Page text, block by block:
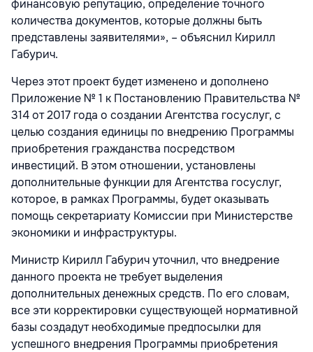
финансовую репутацию, определение точного
количества документов, которые должны быть
представлены заявителями», – объяснил Кирилл
Габурич.
Через этот проект будет изменено и дополнено
Приложение № 1 к Постановлению Правительства №
314 от 2017 года о создании Агентства госуслуг, с
целью создания единицы по внедрению Программы
приобретения гражданства посредством
инвестиций. В этом отношении, установлены
дополнительные функции для Агентства госуслуг,
которое, в рамках Программы, будет оказывать
помощь секретариату Комиссии при Министерстве
экономики и инфраструктуры.
Министр Кирилл Габурич уточнил, что внедрение
данного проекта не требует выделения
дополнительных денежных средств. По его словам,
все эти корректировки существующей нормативной
базы создадут необходимые предпосылки для
успешного внедрения Программы приобретения